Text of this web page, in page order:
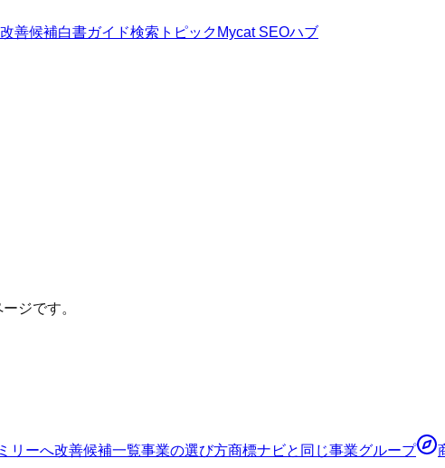
善候補白書ガイド検索トピック Mycat SEOハブ
ジです。
リーへ改善候補一覧事業の選び方商標ナビと同じ事業グループ